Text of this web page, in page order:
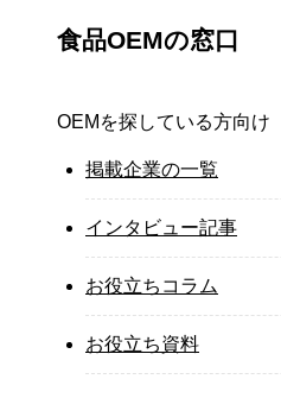
食品OEMの窓口
OEMを探している方向け
掲載企業の一覧
インタビュー記事
お役立ちコラム
お役立ち資料